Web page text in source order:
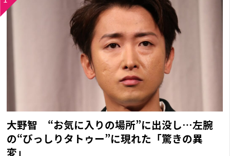
大野智 “お気に入りの場所”に出没し…左腕
の“びっしりタトゥー”に現れた「驚きの異
変」